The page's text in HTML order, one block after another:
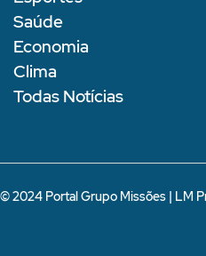
Saúde
Economia
Clima
Todas Notícias
© 2024 Portal Grupo Missões | LM